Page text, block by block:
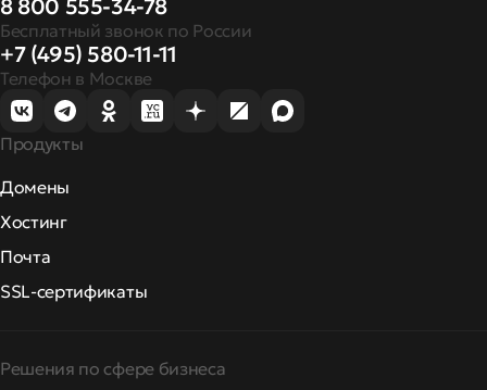
8 800 555-34-78
Бесплатный звонок по России
+7 (495) 580-11-11
Телефон в Москве
Продукты
Домены
Хостинг
Почта
SSL-сертификаты
Решения по сфере бизнеса